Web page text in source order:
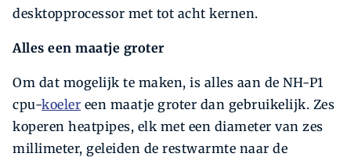
desktopprocessor met tot acht kernen.
Alles een maatje groter
Om dat mogelijk te maken, is alles aan de NH-P1
cpu-koeler een maatje groter dan gebruikelijk. Zes
koperen heat­pipes, elk met een diameter van zes
milli­meter, geleiden de restwarmte naar de